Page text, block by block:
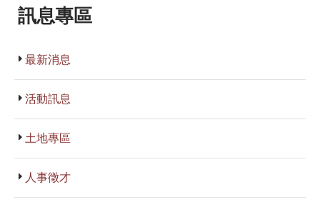
訊息專區
最新消息
活動訊息
土地專區
人事徵才